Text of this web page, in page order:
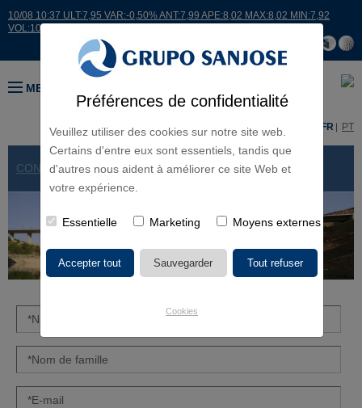
Préférences de confidentialité
Veuillez utiliser des cookies sur notre site web.
Certains d'entre eux sont essentiels, tandis que
d'autres nous aident à améliorer ce site Web et
votre expérience.
Essentielle Marketing Moyens externes
Cookies
10/08 10:37 ULT:7,95 VAR:-0,50% ANT:7,99 APE:8,02 MAX:8,02 MIN:7,92
VOL:10598
MENU
ES FR PT
CONTACT> FORMULAIRE